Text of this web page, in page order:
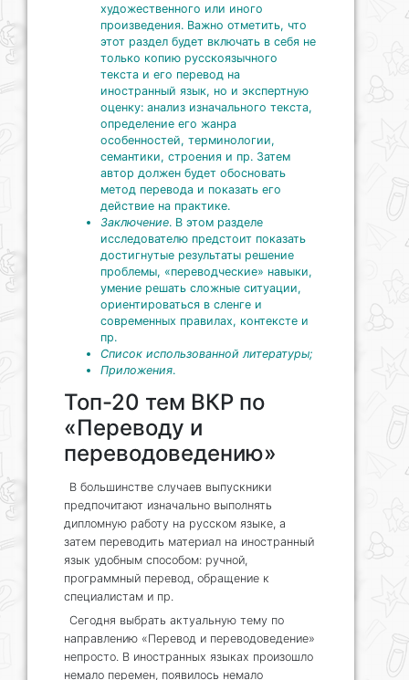
художественного или иного
произведения. Важно отметить, что
этот раздел будет включать в себя не
только копию русскоязычного
текста и его перевод на
иностранный язык, но и экспертную
оценку: анализ изначального текста,
определение его жанра
особенностей, терминологии,
семантики, строения и пр. Затем
автор должен будет обосновать
метод перевода и показать его
действие на практике.
Заключение. В этом разделе
исследователю предстоит показать
достигнутые результаты решение
проблемы, «переводческие» навыки,
умение решать сложные ситуации,
ориентироваться в сленге и
современных правилах, контексте и
пр.
Список использованной литературы;
Приложения.
Топ-20 тем ВКР по
«Переводу и
переводоведению»
В большинстве случаев выпускники
предпочитают изначально выполнять
дипломную работу на русском языке, а
затем переводить материал на иностранный
язык удобным способом: ручной,
программный перевод, обращение к
специалистам и пр.
Сегодня выбрать актуальную тему по
направлению «Перевод и переводоведение»
непросто. В иностранных языках произошло
немало перемен, появилось немало